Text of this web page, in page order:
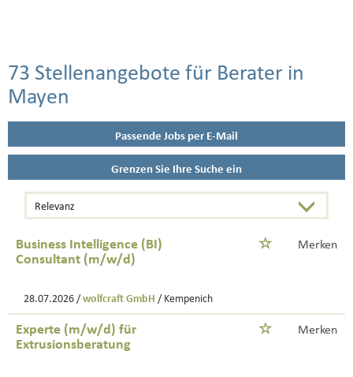
73 Stellenangebote für Berater in
Mayen
Passende Jobs per E-Mail
Grenzen Sie Ihre Suche ein
Business Intelligence (BI)
Consultant (m/w/d)
Merken
28.07.2026 / wolfcraft GmbH / Kempenich
Experte (m/w/d) für
Extrusionsberatung
Merken